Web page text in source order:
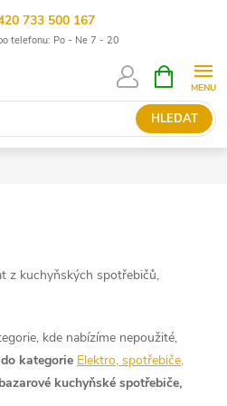
733 500 167
telefonu: Po - Ne 7 - 20
HLEDAT
NÁKUPNÍ
KOŠÍK
z kuchyňských spotřebičů,
kde nabízíme nepoužité,
kategorie Elektro, spotřebiče,
kuchyňské spotřebiče,